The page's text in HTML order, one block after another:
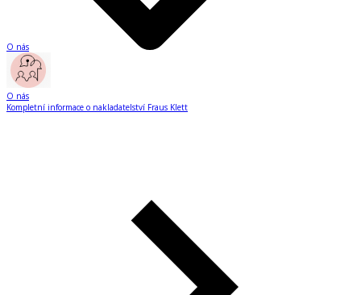
O nás
O nás
Kompletní informace o nakladatelství Fraus Klett